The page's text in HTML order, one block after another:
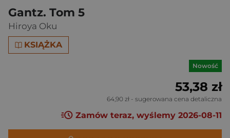
Gantz. Tom 5
Hiroya Oku
KSIĄŻKA
Nowość
53,38 zł
64,90 zł - sugerowana cena detaliczna
Zamów teraz, wyślemy 2026-08-11